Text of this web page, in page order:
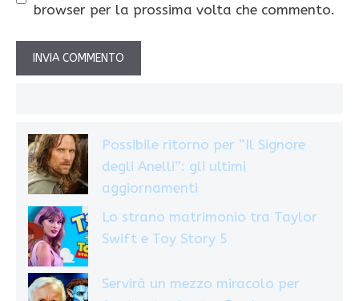
browser per la prossima volta che commento.
Possibile ritorno per “Il Signore
degli Anelli”: gli ultimi
aggiornamenti
Lo strano matrimonio tra Taylor
Swift e Toy Story 5
Servirà un mezzo miracolo per